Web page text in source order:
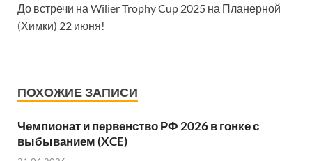
До встречи на Wilier Trophy Cup 2025 на Планерной
(Химки) 22 июня!
ПОХОЖИЕ ЗАПИСИ
Чемпионат и первенство РФ 2026 в гонке с
выбыванием (XCE)